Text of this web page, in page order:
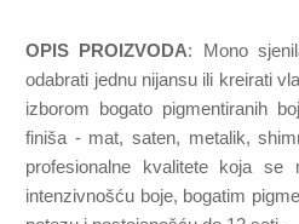
OPIS PROIZVODA: Mono
odabrati jednu nijansu ili kreirati
izborom bogato pigmentiranih
finiša - mat, saten, metalik,
profesionalne kvalitete koja se
intenzivnošću boje, bogatim